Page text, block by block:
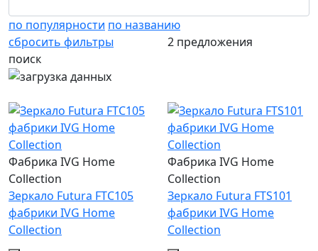
сбросить фильтры
по популярности по названию
2 предложения
поиск
Фабрика IVG Home
Collection
Зеркало Futura FTC105
фабрики IVG Home
Collection
Фабрика IVG Home
Collection
Зеркало Futura FTS101
фабрики IVG Home
Collection